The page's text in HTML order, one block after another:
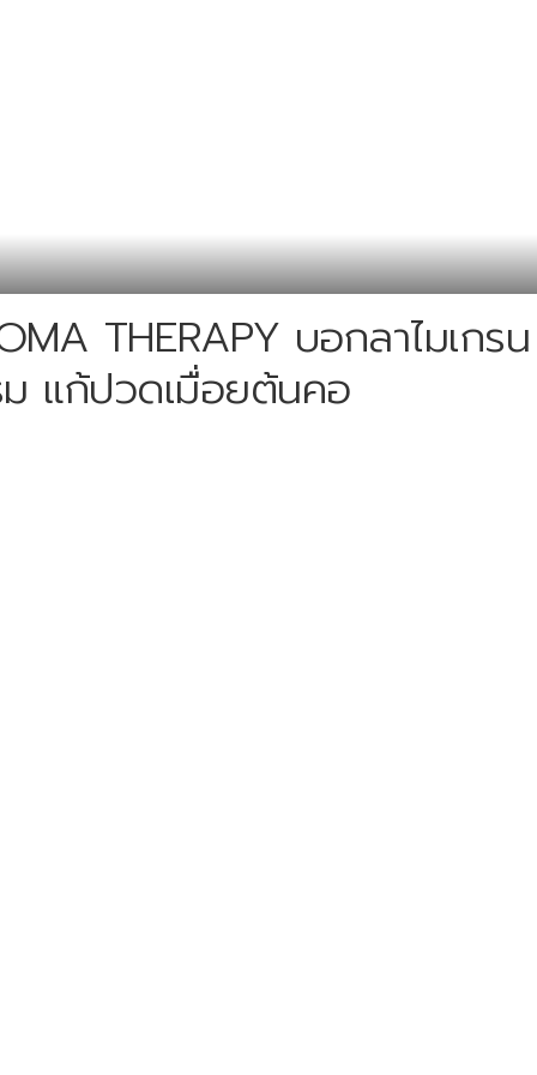
THERAPY บอกลาไมเกรน
แก้ปวดเมื่อยต้นคอ